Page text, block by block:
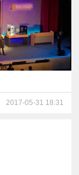
2017-05-31 18:31